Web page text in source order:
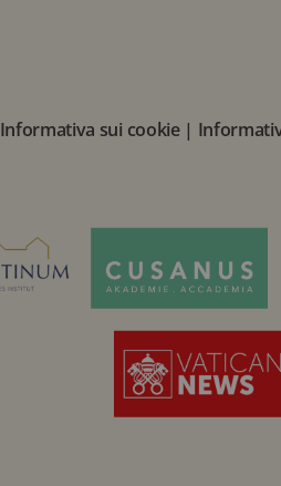
Informativa sui cookie|